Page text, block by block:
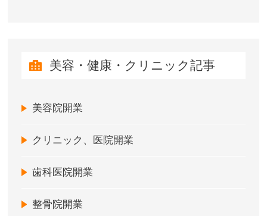
美容・健康・クリニック記事
美容院開業
クリニック、医院開業
歯科医院開業
整骨院開業